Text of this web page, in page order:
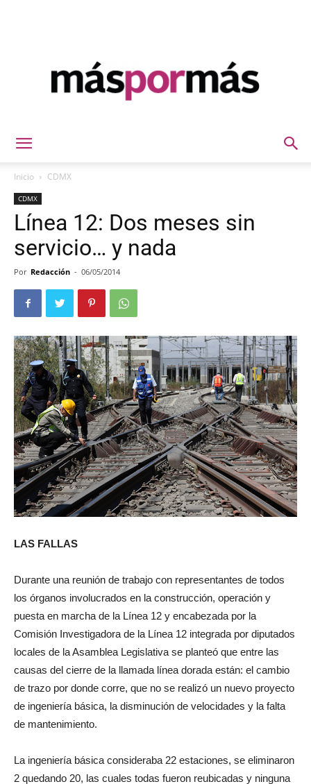
Inicio CDMX
CDMX
Línea 12: Dos meses sin
servicio… y nada
Por Redacción - 06/05/2014
LAS FALLAS
Durante una reunión de trabajo con representantes de todos
los órganos involucrados en la construcción, operación y
puesta en marcha de la Línea 12 y encabezada por la
Comisión Investigadora de la Línea 12 integrada por diputados
locales de la Asamblea Legislativa se planteó que entre las
causas del cierre de la llamada línea dorada están: el cambio
de trazo por donde corre, que no se realizó un nuevo proyecto
de ingeniería básica, la disminución de velocidades y la falta
de mantenimiento.
La ingeniería básica consideraba 22 estaciones, se eliminaron
2 quedando 20, las cuales todas fueron reubicadas y ninguna